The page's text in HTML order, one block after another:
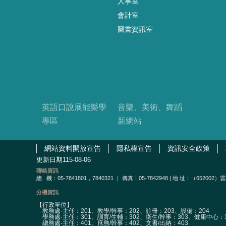
會計室
圖書資訊室
英語口說展能樂學
專區
音樂、美術、舞蹈
新網站
網站資料開放宣告 隱私權宣告 資訊安全政策
更新日期115-08-06
聯絡資訊
總
機：05-7841801，7840321 ｜ 傳真：05-7842948 | 地 址：（652002）
分機資訊
【行政單位】
教務處-主任：201、教學/幹事：202、註冊：203、設備：204
學務處-主任：301、訓育/生輔：302、衛生/幹事：303、健康中心：
總務處-主任：401、庶務/幹事：402、文書/出納：403